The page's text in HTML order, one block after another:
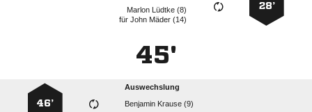
28’
  
für  
45'
Auswechslung
  
46’